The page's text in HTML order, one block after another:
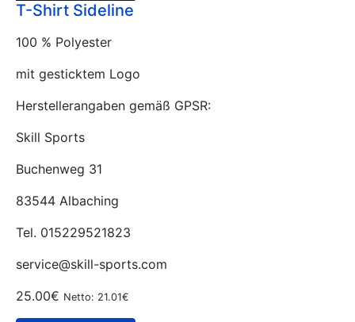
T-Shirt Sideline
100 % Polyester
mit gesticktem Logo
Herstellerangaben gemäß GPSR:
Skill Sports
Buchenweg 31
83544 Albaching
Tel. 015229521823
service@skill-sports.com
25.00€ Netto: 21.01€